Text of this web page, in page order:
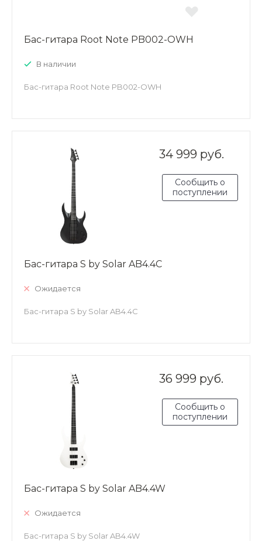
Бас-гитара Root Note PB002-OWH
В наличии
Бас-гитара Root Note PB002-OWH
34 999 руб.
Сообщить о
поступлении
Бас-гитара S by Solar AB4.4C
Ожидается
Бас-гитара S by Solar AB4.4C
36 999 руб.
Сообщить о
поступлении
Бас-гитара S by Solar AB4.4W
Ожидается
Бас-гитара S by Solar AB4.4W